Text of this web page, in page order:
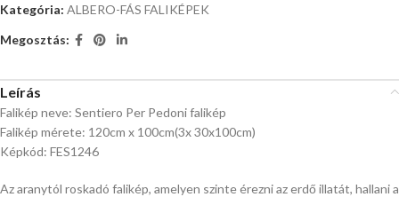
Kategória: ALBERO-FÁS FALIKÉPEK
Megosztás:
Leírás
Falikép neve: Sentiero Per Pedoni falikép
Falikép mérete: 120cm x 100cm(3x 30x100cm)
Képkód: FES1246
Az aranytól roskadó falikép, amelyen szinte érezni az erdő illatát, hallani a